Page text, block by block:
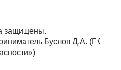
защищены.
Буслов Д.А. (ГК